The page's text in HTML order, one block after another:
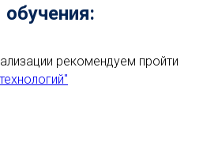
рекомендуем пройти